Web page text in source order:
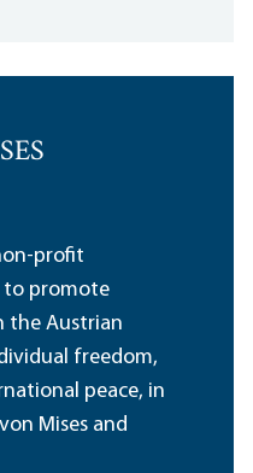
profit
to promote
the Austrian
freedom,
peace, in
Mises and